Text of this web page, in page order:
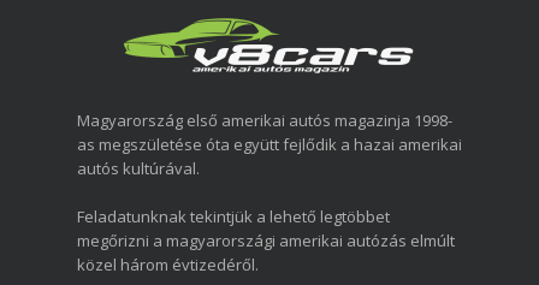
Magyarország első amerikai autós magazinja 1998-
as megszületése óta együtt fejlődik a hazai amerikai
autós kultúrával.
Feladatunknak tekintjük a lehető legtöbbet
megőrizni a magyarországi amerikai autózás elmúlt
közel három évtizedéről.